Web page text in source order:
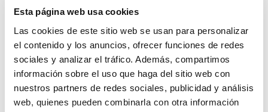
Esta página web usa cookies
Las cookies de este sitio web se usan para personalizar
el contenido y los anuncios, ofrecer funciones de redes
sociales y analizar el tráfico. Además, compartimos
información sobre el uso que haga del sitio web con
nuestros partners de redes sociales, publicidad y análisis
web, quienes pueden combinarla con otra información
El backswing es el movimiento inicial del swing,
mientras que el follow-through es el movimiento
de seguimiento después de golpear la pelota.
Ambos son cruciales para un swing efectivo.
Practica llevar el palo hacia atrás de manera
suave y controlada durante el backswing, y
asegúrate de completar el follow-through de